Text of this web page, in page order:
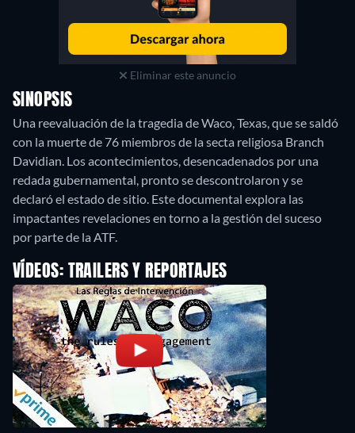
Eliminar este anuncio
SINOPSIS
Una reevaluación de la tragedia de Waco, Texas, que se saldó
con la muerte de 76 miembros de la secta religiosa Branch
Davidian. Los acontecimientos, desencadenados por una
redada gubernamental, pronto se descontrolaron y se
declaró el estado de sitio. Este documental explora las
impactantes revelaciones en torno a la gestión del suceso
por parte de la ATF.
VÍDEOS: TRAILERS Y REPORTAJES